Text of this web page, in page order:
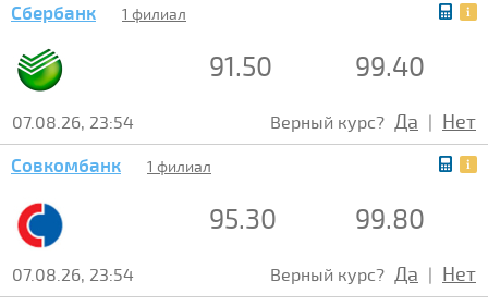
Сбербанк 1 филиал
91.50 99.40
07.08.26, 23:54 Верный курс? Да | Нет
Совкомбанк 1 филиал
95.30 99.80
07.08.26, 23:54 Верный курс? Да | Нет